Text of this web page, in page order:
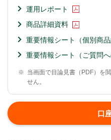
運用レポート
商品詳細資料
重要情報シート（個別商品
重要情報シート（ご質問へ
※ 当画面で目論見書（PDF）を
せん。
口